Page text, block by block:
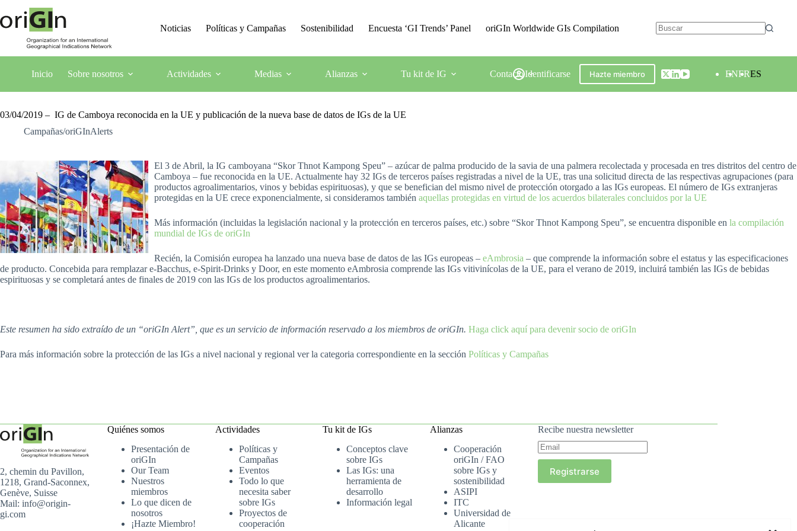
Noticias Políticas y Campañas Sostenibilidad Encuesta ‘GI Trends’ Panel oriGIn Worldwide GIs Compilation
Inicio Sobre nosotros Actividades Medias Alianzas Tu kit de IG ContactoIdentificarse Hazte miembro ENFRES
03/04/2019 – IG de Camboya reconocida en la UE y publicación de la nueva base de datos de IGs de la UE
Campañas/oriGInAlerts
El 3 de Abril, la IG camboyana “Skor Thnot Kampong Speu” – azúcar de palma producido de la savia de una palmera recolectada y procesada en tres distritos del centro de
Camboya – fue reconocida en la UE. Actualmente hay 32 IGs de terceros países registradas a nivel de la UE, tras una solicitud directa de las respectivas agrupaciones (para
productos agroalimentarios, vinos y bebidas espirituosas), y que se benefician del mismo nivel de protección otorgado a las IGs europeas. El número de IGs extranjeras
protegidas en la UE crece exponencialmente, si consideramos también aquellas protegidas en virtud de los acuerdos bilaterales concluidos por la UE
Más información (incluidas la legislación nacional y la protección en terceros países, etc.) sobre “Skor Thnot Kampong Speu”, se encuentra disponible en la compilación
mundial de IGs de oriGIn
Recién, la Comisión europea ha lanzado una nueva base de datos de las IGs europeas – eAmbrosia – que comprende la información sobre el estatus y las especificaciones
de producto. Concebida para remplazar e-Bacchus, e-Spirit-Drinks y Door, en este momento eAmbrosia comprende las IGs vitivinícolas de la UE, para el verano de 2019, incluirá también las IGs de bebidas
espirituosas y se completará antes de finales de 2019 con las IGs de los productos agroalimentarios.
Este resumen ha sido extraído de un “oriGIn Alert”, que es un servicio de información reservado a los miembros de oriGIn. Haga click aquí para devenir socio de oriGIn
Para más información sobre la protección de las IGs a nivel nacional y regional ver la categoria correspondiente en la sección Políticas y Campañas
2, chemin du Pavillon,
1218, Grand-Saconnex,
Genève, Suisse
Mail: info@origin-
gi.com
Quiénes somos
Presentación de
oriGIn
Our Team
Nuestros
miembros
Lo que dicen de
nosotros
¡Hazte Miembro!
Actividades
Políticas y
Campañas
Eventos
Todo lo que
necesita saber
sobre IGs
Proyectos de
cooperación
Tu kit de IGs
Conceptos clave
sobre IGs
Las IGs: una
herramienta de
desarrollo
Información legal
Alianzas
Cooperación
oriGIn / FAO
sobre IGs y
sostenibilidad
ASIPI
ITC
Universidad de
Alicante
Recibe nuestra newsletter
Registrarse